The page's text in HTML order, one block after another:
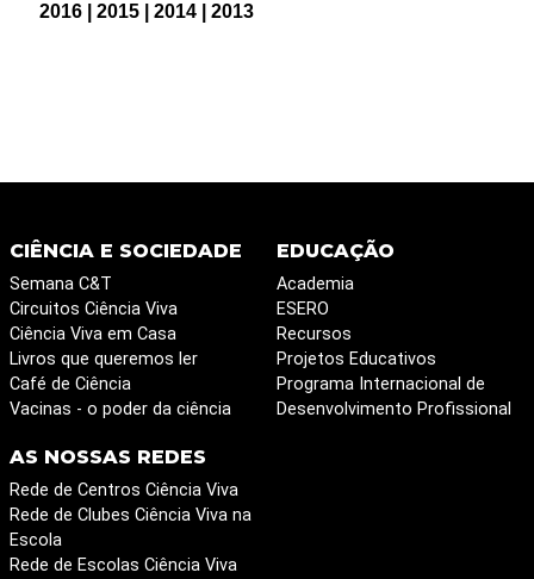
2016
2015 2014 2013
CIÊNCIA E SOCIEDADE
Semana C&T
Circuitos Ciência Viva
Ciência Viva em Casa
Livros que queremos ler
Café de Ciência
Vacinas - o poder da ciência
EDUCAÇÃO
Academia
ESERO
Recursos
Projetos Educativos
Programa Internacional de
Desenvolvimento Profissional
AS NOSSAS REDES
Rede de Centros Ciência Viva
Rede de Clubes Ciência Viva na
Escola
Rede de Escolas Ciência Viva